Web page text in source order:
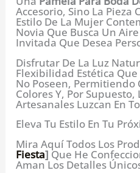
Accesorio, Sino La Pieza
Estilo De La Mujer
Novia Que Busca Un
Invitada Que Desea
Disfrutar De La Luz
Flexibilidad Estética
No Poseen, Permitiendo
Colores Y, Por Supuesto,
Artesanales Luzcan En
Eleva Tu Estilo En Tu
Mira Aquí Todos Los
Fiesta] Que He
Aman Los Detalles